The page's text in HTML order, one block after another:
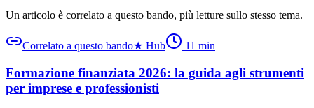
Un articolo è correlato a questo bando, più letture sullo stesso tema.
Correlato a questo bando★ Hub 11 min
Formazione finanziata 2026: la guida agli strumenti
per imprese e professionisti